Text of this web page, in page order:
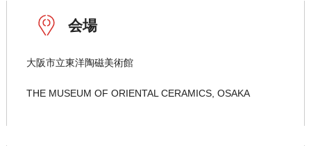
会場
大阪市立東洋陶磁美術館
THE MUSEUM OF ORIENTAL CERAMICS, OSAKA